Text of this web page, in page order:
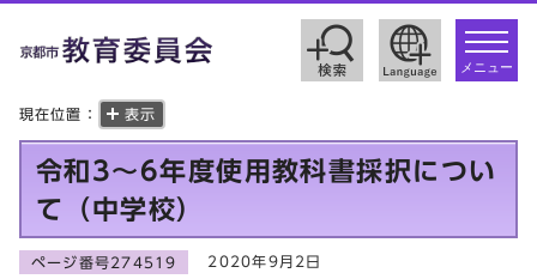
toggle
メニュー
現在位置： 表示
令和3～6年度使用教科書採択につい
て（中学校）
ページ番号274519 2020年9月2日